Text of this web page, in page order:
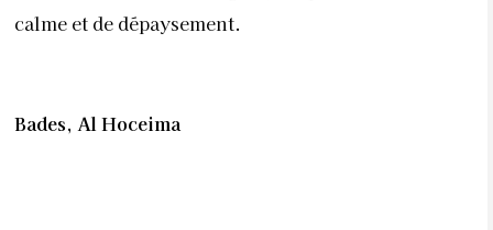
calme et de dépaysement.
Bades, Al Hoceima